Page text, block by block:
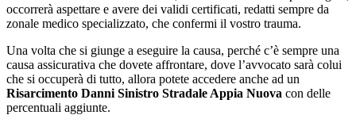
occorrerà aspettare e avere dei validi certificati, redatti sempre da
zonale medico specializzato, che confermi il vostro trauma.
Una volta che si giunge a eseguire la causa, perché c’è sempre una
causa assicurativa che dovete affrontare, dove l’avvocato sarà colui
che si occuperà di tutto, allora potete accedere anche ad un
Risarcimento Danni Sinistro Stradale Appia Nuova con delle
percentuali aggiunte.